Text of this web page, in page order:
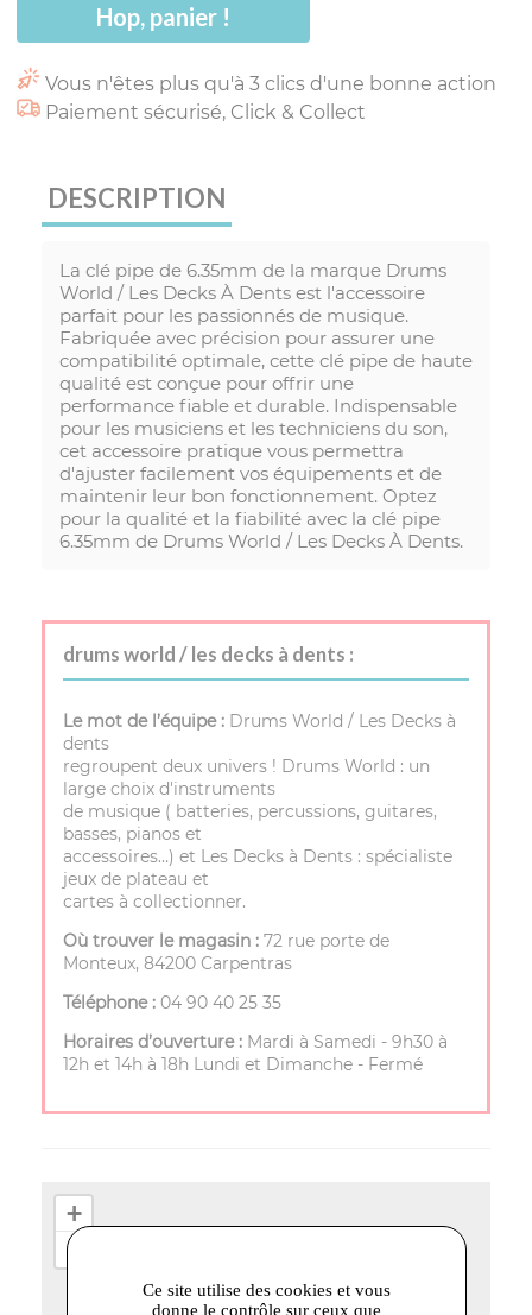
Hop, panier !
Vous n'êtes plus qu'à 3 clics d'une bonne action
Paiement sécurisé, Click & Collect
DESCRIPTION
La clé pipe de 6.35mm de la marque Drums
World / Les Decks À Dents est l'accessoire
parfait pour les passionnés de musique.
Fabriquée avec précision pour assurer une
compatibilité optimale, cette clé pipe de haute
qualité est conçue pour offrir une
performance fiable et durable. Indispensable
pour les musiciens et les techniciens du son,
cet accessoire pratique vous permettra
d'ajuster facilement vos équipements et de
maintenir leur bon fonctionnement. Optez
pour la qualité et la fiabilité avec la clé pipe
6.35mm de Drums World / Les Decks À Dents.
drums world / les decks à dents :
Le mot de l’équipe : Drums World / Les Decks à
dents
regroupent deux univers ! Drums World : un
large choix d'instruments
de musique ( batteries, percussions, guitares,
basses, pianos et
accessoires…) et Les Decks à Dents : spécialiste
jeux de plateau et
cartes à collectionner.
Où trouver le magasin : 72 rue porte de
Monteux, 84200 Carpentras
Téléphone : 04 90 40 25 35
Horaires d’ouverture : Mardi à Samedi - 9h30 à
12h et 14h à 18h Lundi et Dimanche - Fermé
+
−
Ce site utilise des cookies et vous
donne le contrôle sur ceux que